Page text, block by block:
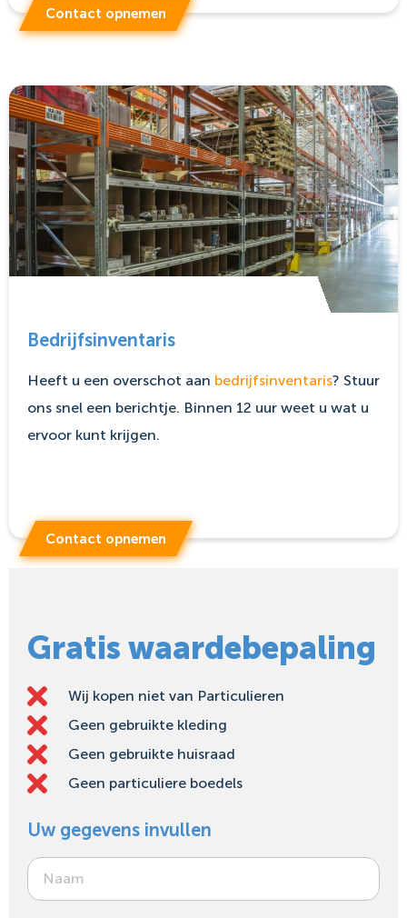
Contact opnemen
Bedrijfsinventaris
Heeft u een overschot aan bedrijfsinventaris? Stuur
ons snel een berichtje. Binnen 12 uur weet u wat u
ervoor kunt krijgen.
Contact opnemen
Gratis waardebepaling
Wij kopen niet van Particulieren
Geen gebruikte kleding
Geen gebruikte huisraad
Geen particuliere boedels
Uw gegevens invullen